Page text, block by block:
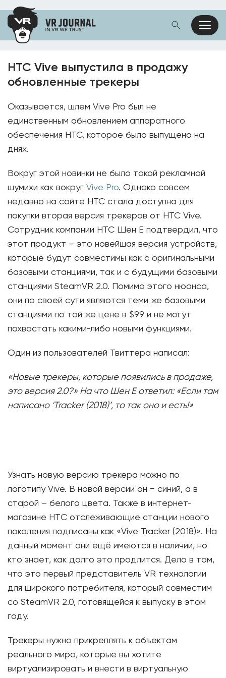
HTC Vive выпустила в продажу
обновленные трекеры
Оказывается, шлем Vive Pro был не
единственным обновлением аппаратного
обеспечения HTC, которое было выпущено на
днях.
Вокруг этой новинки не было такой рекламной
шумихи как вокруг Vive Pro. Однако совсем
недавно на сайте HTC стала доступна для
покупки вторая версия трекеров от HTC Vive.
Сотрудник компании HTC Шен Е подтвердил, что
этот продукт – это новейшая версия устройств,
которые будут совместимы как с оригинальными
базовыми станциями, так и с будущими базовыми
станциями SteamVR 2.0. Помимо этого нюанса,
они по своей сути являются теми же базовыми
станциями по той же цене в $99 и не могут
похвастать какими-либо новыми функциями.
Один из пользователей Твиттера написал:
«Новые трекеры, которые появились в продаже,
это версия 2.0?» На что Шен Е ответил: «Если там
написано ‘Tracker (2018)’, то так оно и есть!»
Узнать новую версию трекера можно по
логотипу Vive. В новой версии он − синий, а в
старой – белого цвета. Также в интернет-
магазине HTС отслеживающие станции нового
поколения подписаны как «Vive Tracker (2018)». На
данный момент они ещё имеются в наличии, но
кто знает, как долго это продлится. Дело в том,
что это первый представитель VR технологии
для широкого потребителя, который совместим
со SteamVR 2.0, готовящейся к выпуску в этом
году.
Трекеры нужно прикреплять к объектам
реального мира, которые вы хотите
виртуализировать и внести в виртуальную